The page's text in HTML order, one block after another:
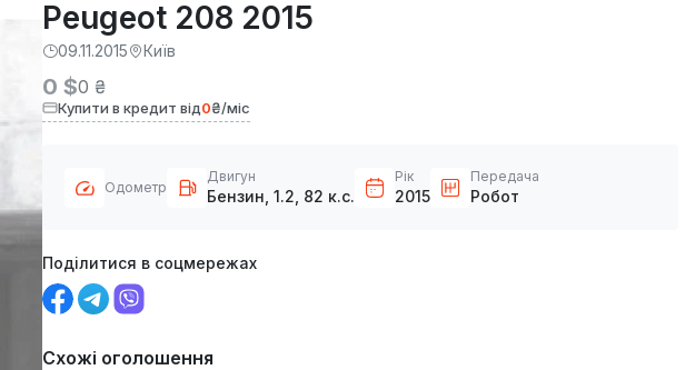
Peugeot 208 2015
09.11.2015 Київ
0 $0 ₴
Купити в кредит від0₴/міс
Одометр
Двигун
Бензин, 1.2, 82 к.с.
Рік
2015
Передача
Робот
Поділитися в соцмережах
Схожі оголошення